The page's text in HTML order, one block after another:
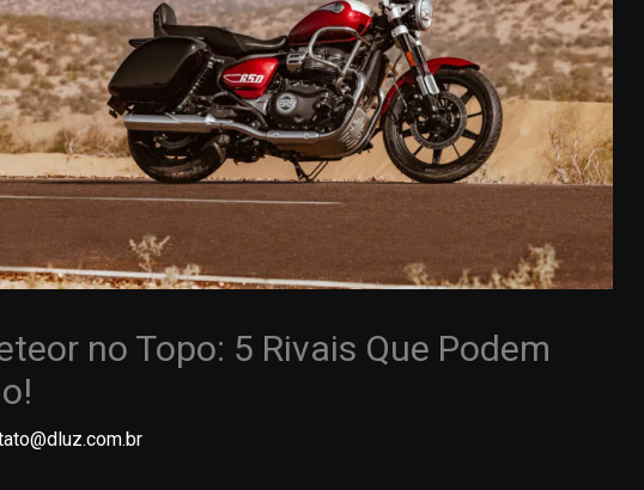
no Topo: 5 Rivais Que Podem